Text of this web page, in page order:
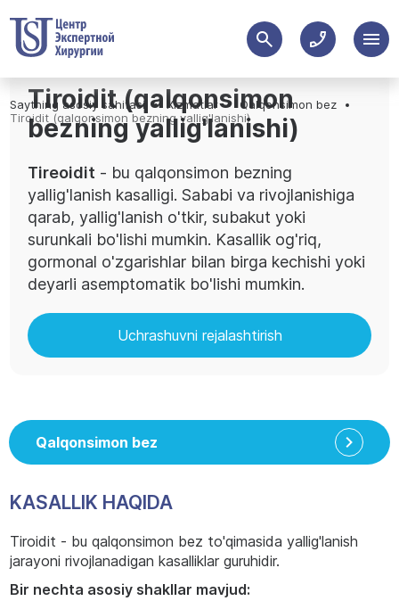
Saytning asosiy sahifasi Xizmatlar
Qalqonsimon bez
Tiroidit (qalqonsimon bezning yallig'lanishi)
Tiroidit (qalqonsimon
bezning yallig'lanishi)
Tireoidit - bu qalqonsimon bezning
yallig'lanish kasalligi. Sababi va rivojlanishiga
qarab, yallig'lanish o'tkir, subakut yoki
surunkali bo'lishi mumkin. Kasallik og'riq,
gormonal o'zgarishlar bilan birga kechishi yoki
deyarli asemptomatik bo'lishi mumkin.
Uchrashuvni rejalashtirish
Qalqonsimon bez
KASALLIK HAQIDA
Tiroidit - bu qalqonsimon bez to'qimasida yallig'lanish
jarayoni rivojlanadigan kasalliklar guruhidir.
Bir nechta asosiy shakllar mavjud: